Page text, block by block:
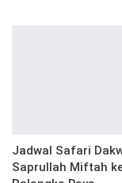
Jadwal Safari
Saprullah Miftah